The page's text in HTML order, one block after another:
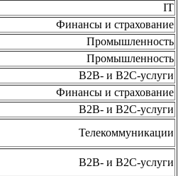
IT
Финансы и страхование
Промышленность
Промышленность
B2B- и B2C-услуги
Финансы и страхование
B2B- и B2C-услуги
Телекоммуникации
B2B- и B2C-услуги